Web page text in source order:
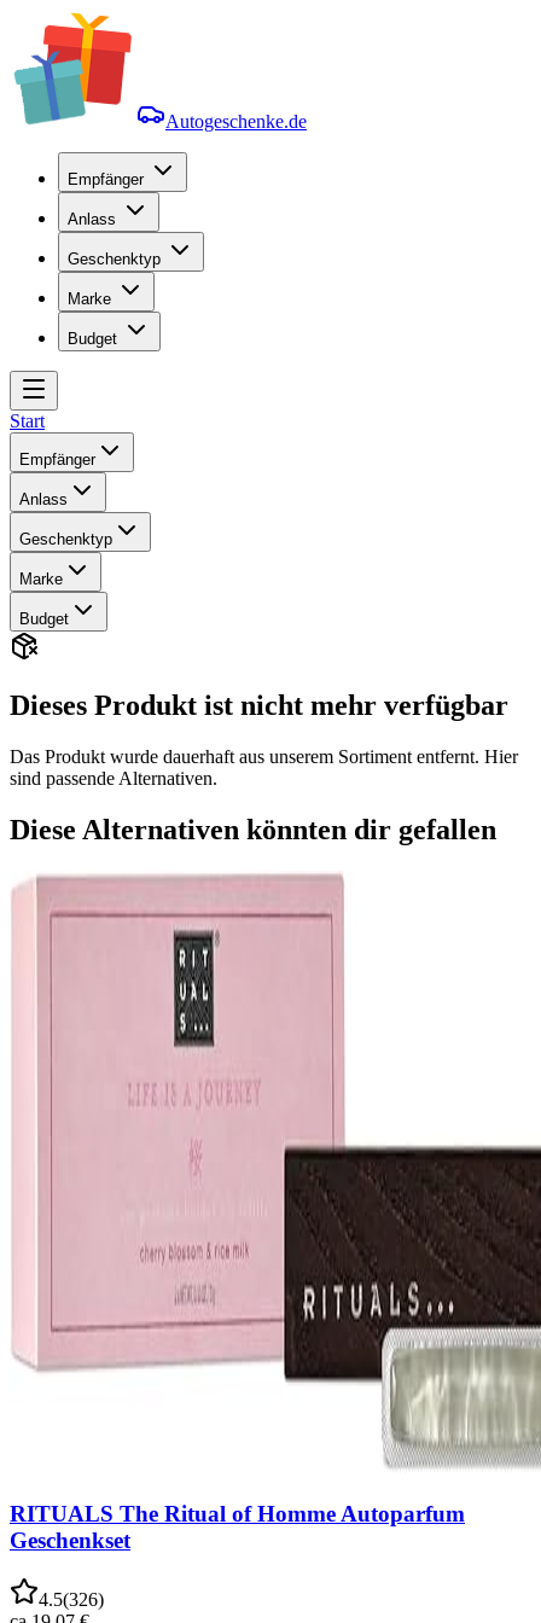
Autogeschenke.de
Empfänger
Anlass
Geschenktyp
Marke
Budget
Start
Empfänger
Anlass
Geschenktyp
Marke
Budget
Dieses Produkt ist nicht mehr verfügbar
Das Produkt wurde dauerhaft aus unserem Sortiment entfernt. Hier
sind passende Alternativen.
Diese Alternativen könnten dir gefallen
RITUALS The Ritual of Homme Autoparfum
Geschenkset
4.5(326)